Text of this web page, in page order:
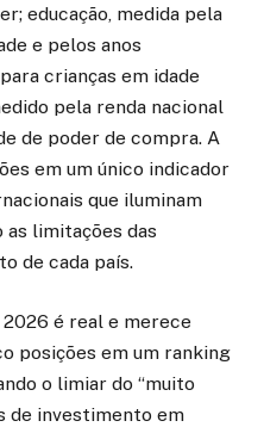
educação, medida pela
e pelos anos
crianças em idade
pela renda nacional
de poder de compra. A
em um único indicador
que iluminam
limitações das
de cada país.
é real e merece
posições em um ranking
o limiar do “muito
de investimento em